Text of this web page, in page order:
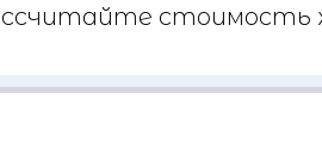
стоимость